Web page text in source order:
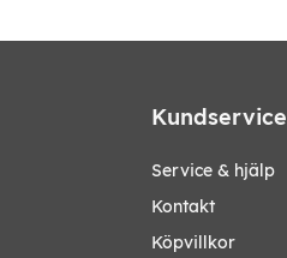
Kundservice
Service & hjälp
Kontakt
Köpvillkor